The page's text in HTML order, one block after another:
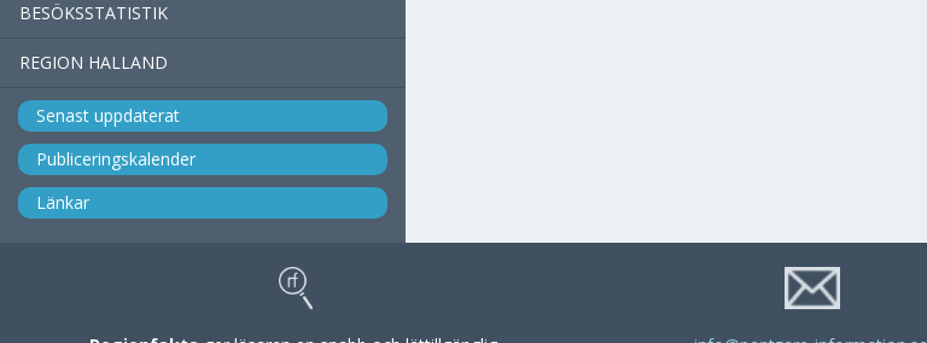
BESÖKSSTATISTIK
REGION HALLAND
Senast uppdaterat
Publiceringskalender
Länkar